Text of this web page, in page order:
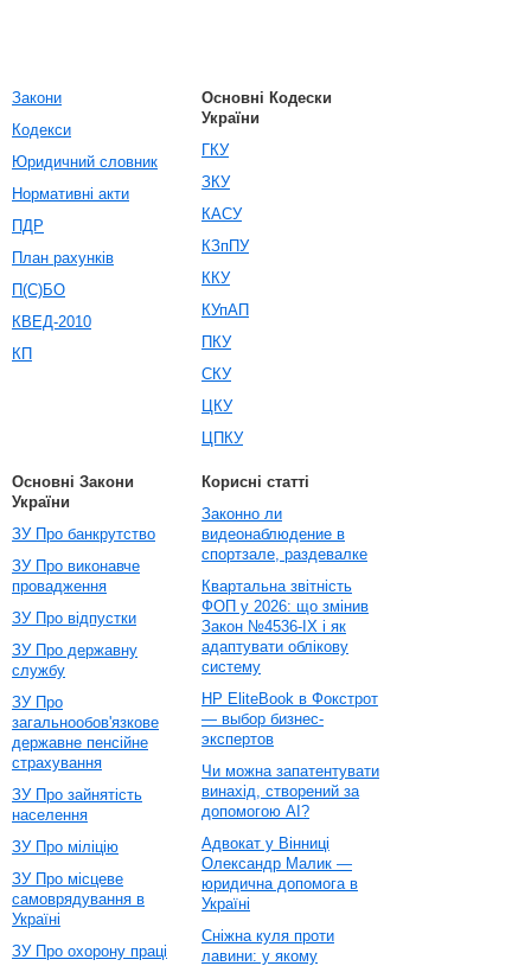
Закони
Кодекси
Юридичний словник
Нормативні акти
ПДР
План рахунків
П(С)БО
КВЕД-2010
КП
Основні Кодески
України
ГКУ
ЗКУ
КАСУ
КЗпПУ
ККУ
КУпАП
ПКУ
СКУ
ЦКУ
ЦПКУ
Основні Закони
України
ЗУ Про банкрутство
ЗУ Про виконавче
провадження
ЗУ Про відпустки
ЗУ Про державну
службу
ЗУ Про
загальнообов'язкове
державне пенсійне
страхування
ЗУ Про зайнятість
населення
ЗУ Про міліцію
ЗУ Про місцеве
самоврядування в
Україні
ЗУ Про охорону праці
Корисні статті
Законно ли
видеонаблюдение в
спортзале, раздевалке
Квартальна звітність
ФОП у 2026: що змінив
Закон №4536-IX і як
адаптувати облікову
систему
HP EliteBook в Фокстрот
— выбор бизнес-
экспертов
Чи можна запатентувати
винахід, створений за
допомогою AI?
Адвокат у Вінниці
Олександр Малик —
юридична допомога в
Україні
Сніжна куля проти
лавини: у якому